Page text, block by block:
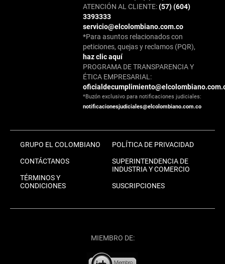
ATENCIÓN AL CLIENTE:(57) (604)
3393333
servicio@elcolombiano.com.co
*Para asuntos relacionados con
peticiones, quejas y reclamos (PQR),
haz clic aquí
PROGRAMA DE TRANSPARENCIA Y
ÉTICA EMPRESARIAL:
*Buzón exclusivo para notificaciones judiciales:
notificacionesjudiciales@elcolombiano.com.co
GRUPO EL COLOMBIANO
CONTÁCTANOS
TÉRMINOS Y
CONDICIONES
POLÍTICA DE PRIVACIDAD
SUPERINTENDENCIA DE
INDUSTRIA Y COMERCIO
SUSCRIPCIONES
MIEMBRO DE: